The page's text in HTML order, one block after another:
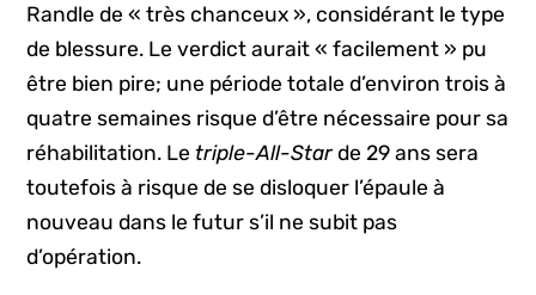
Randle de « très chanceux », considérant le type
de blessure. Le verdict aurait « facilement » pu
être bien pire; une période totale d’environ trois à
quatre semaines risque d’être nécessaire pour sa
réhabilitation. Le triple-All-Starde 29 ans sera
toutefois à risque de se disloquer l’épaule à
nouveau dans le futur s’il ne subit pas
d’opération.